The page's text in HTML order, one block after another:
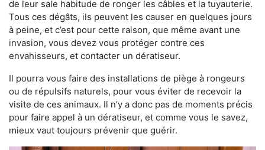
de leur sale habitude de ronger les câbles et la tuyauterie.
Tous ces dégâts, ils peuvent les causer en quelques jours
à peine, et c’est pour cette raison, que même avant une
invasion, vous devez vous protéger contre ces
envahisseurs, et contacter un dératiseur.
Il pourra vous faire des installations de piège à rongeurs
ou de répulsifs naturels, pour vous éviter de recevoir la
visite de ces animaux. Il n’y a donc pas de moments précis
pour faire appel à un dératiseur, et comme vous le savez,
mieux vaut toujours prévenir que guérir.